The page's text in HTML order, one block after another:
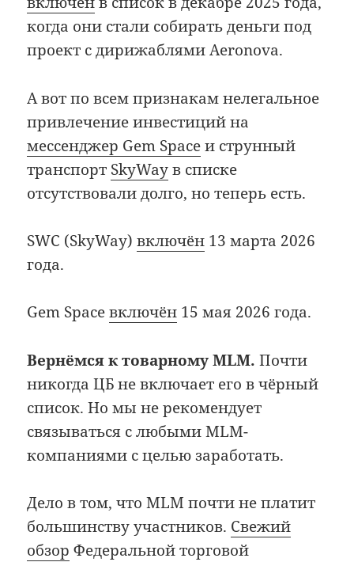
когда они стали собирать деньги под
проект с дирижаблями Aeronova.
А вот по всем признакам нелегальное
привлечение инвестиций на
мессенджер Gem Spaceи струнный
транспорт SkyWayв списке
отсутствовали долго, но теперь есть.
SWC (SkyWay)включён 13 марта 2026
года.
Gem Spaceвключён 15 мая 2026 года.
Вернёмся к товарному MLM.Почти
никогда ЦБ не включает его в чёрный
список. Но мы не рекомендует
связываться с любыми MLM-
компаниями с целью заработать.
Дело в том, что MLM почти не платит
большинству участников. Свежий
обзор Федеральной торговой